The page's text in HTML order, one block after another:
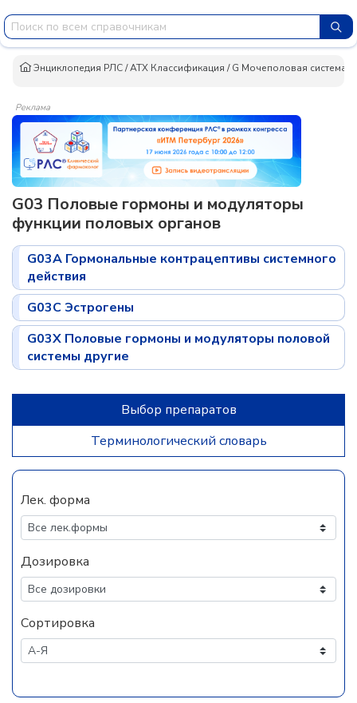
Энциклопедия РЛС/АТХ Классификация /G Mочеполовая система
Реклама
G03 Половые гормоны и модуляторы
функции половых органов
G03A Гормональные контрацептивы системного
действия
G03C Эстрогены
G03X Половые гормоны и модуляторы половой
системы другие
Выбор препаратов
Терминологический словарь
Лек. форма
Дозировка
Сортировка